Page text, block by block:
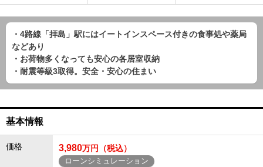
・4路線「拝島」駅にはイートインスペース付きの食事処や薬局
などあり
・お荷物多くなっても安心の各居室収納
・耐震等級3取得。安全・安心の住まい
基本情報
価格 3,980万円（税込）
ローンシミュレーション